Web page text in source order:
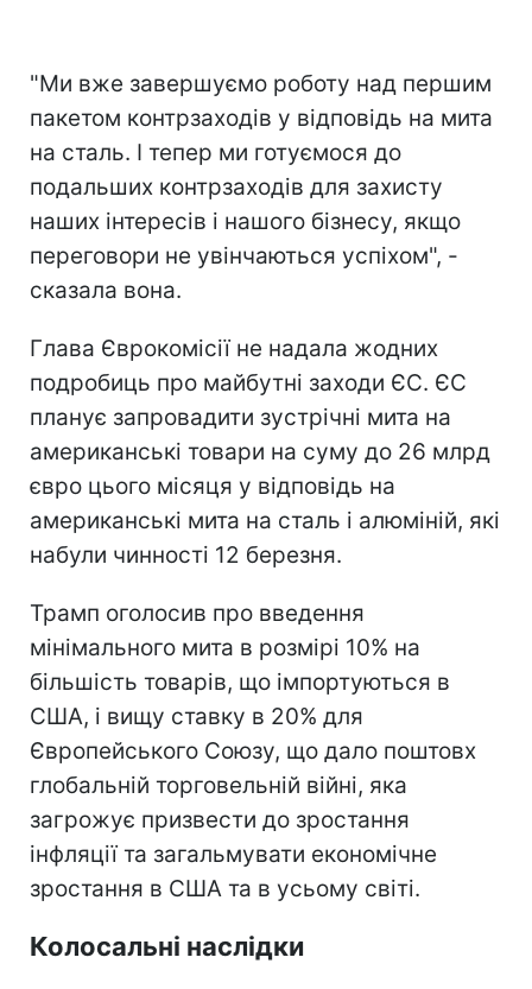
"Ми вже завершуємо роботу над першим
пакетом контрзаходів у відповідь на мита
на сталь. І тепер ми готуємося до
подальших контрзаходів для захисту
наших інтересів і нашого бізнесу, якщо
переговори не увінчаються успіхом", -
сказала вона.
Глава Єврокомісії не надала жодних
подробиць про майбутні заходи ЄС. ЄС
планує запровадити зустрічні мита на
американські товари на суму до 26 млрд
євро цього місяця у відповідь на
американські мита на сталь і алюміній, які
набули чинності 12 березня.
Трамп оголосив про введення
мінімального мита в розмірі 10% на
більшість товарів, що імпортуються в
США, і вищу ставку в 20% для
Європейського Союзу, що дало поштовх
глобальній торговельній війні, яка
загрожує призвести до зростання
інфляції та загальмувати економічне
зростання в США та в усьому світі.
Колосальні наслідки